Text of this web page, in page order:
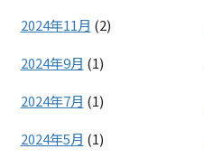
2024年11月 (2)
2024年9月 (1)
2024年7月 (1)
2024年5月 (1)